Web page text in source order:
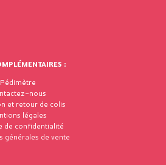
:
Pédimètre
nous
et retour de colis
légales
de confidentialité
générales de vente